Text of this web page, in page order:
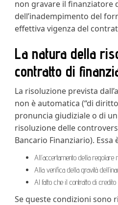
non gravare il finanziatore
dell’inadempimento del
effettiva vigenza del
La natura della
contratto di
La risoluzione prevista
non è automatica (“di
pronuncia giudiziale o di
risoluzione delle
Bancario Finanziario). Essa
All’accertamento della regolare
Alla verifica della gravità
Al fatto che il contratto di
Se queste condizioni sono